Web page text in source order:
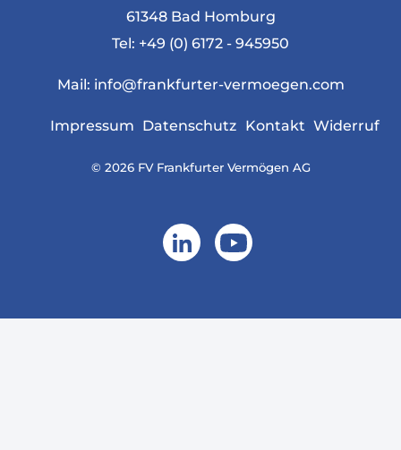
61348 Bad Homburg
Tel: +49 (0) 6172 - 945950
Mail: info@frankfurter-vermoegen.com
Impressum Datenschutz Kontakt Widerruf
© 2026 FV Frankfurter Vermögen AG